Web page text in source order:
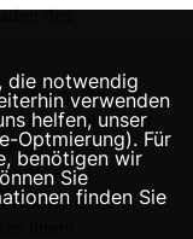
des
und
Rechte und
unter
wünschen,
Ihrem
die notwendig
verwenden
helfen, unser
Optmierung). Für
benötigen wir
Sie
finden Sie